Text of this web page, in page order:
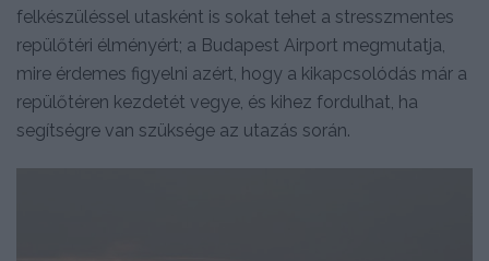
felkészüléssel utasként is sokat tehet a stresszmentes
repülőtéri élményért; a Budapest Airport megmutatja,
mire érdemes figyelni azért, hogy a kikapcsolódás már a
repülőtéren kezdetét vegye, és kihez fordulhat, ha
segítségre van szüksége az utazás során.